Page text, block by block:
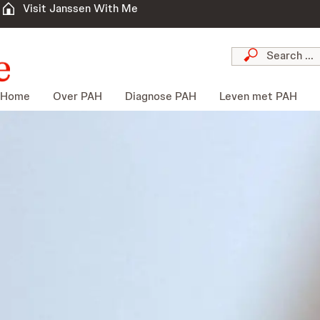
Visit Janssen With Me
Home Over PAH Diagnose PAH Leven met PAH